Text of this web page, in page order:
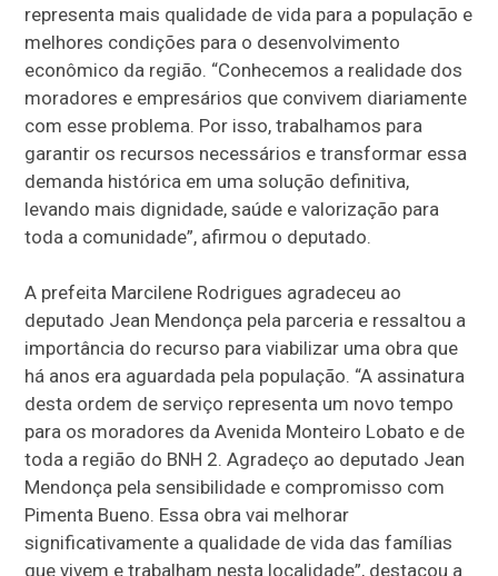
representa mais qualidade de vida para a população e
melhores condições para o desenvolvimento
econômico da região. “Conhecemos a realidade dos
moradores e empresários que convivem diariamente
com esse problema. Por isso, trabalhamos para
garantir os recursos necessários e transformar essa
demanda histórica em uma solução definitiva,
levando mais dignidade, saúde e valorização para
toda a comunidade”, afirmou o deputado.
A prefeita Marcilene Rodrigues agradeceu ao
deputado Jean Mendonça pela parceria e ressaltou a
importância do recurso para viabilizar uma obra que
há anos era aguardada pela população. “A assinatura
desta ordem de serviço representa um novo tempo
para os moradores da Avenida Monteiro Lobato e de
toda a região do BNH 2. Agradeço ao deputado Jean
Mendonça pela sensibilidade e compromisso com
Pimenta Bueno. Essa obra vai melhorar
significativamente a qualidade de vida das famílias
que vivem e trabalham nesta localidade”, destacou a